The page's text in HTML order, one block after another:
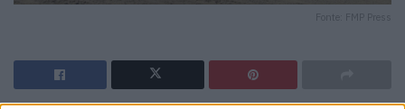
Fonte: FMP Press